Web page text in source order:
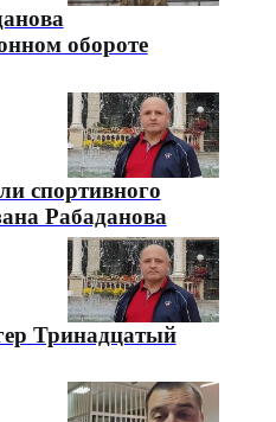
обороте
спортивного
Рабаданова
Тринадцатый